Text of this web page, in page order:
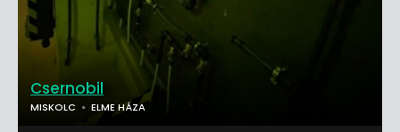
Csernobil
MISKOLC ELME HÁZA